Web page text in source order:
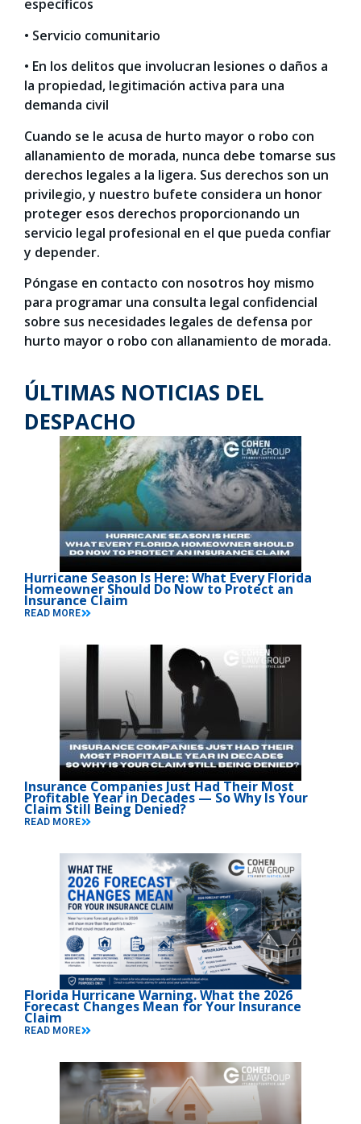
específicos
• Servicio comunitario
• En los delitos que involucran lesiones o daños a
la propiedad, legitimación activa para una
demanda civil
Cuando se le acusa de hurto mayor o robo con
allanamiento de morada, nunca debe tomarse sus
derechos legales a la ligera. Sus derechos son un
privilegio, y nuestro bufete considera un honor
proteger esos derechos proporcionando un
servicio legal profesional en el que pueda confiar
y depender.
Póngase en contacto con nosotros hoy mismo
para programar una consulta legal confidencial
sobre sus necesidades legales de defensa por
hurto mayor o robo con allanamiento de morada.
ÚLTIMAS NOTICIAS DEL
DESPACHO
Hurricane Season Is Here: What Every Florida
Homeowner Should Do Now to Protect an
Insurance Claim
READ MORE
Insurance Companies Just Had Their Most
Profitable Year in Decades — So Why Is Your
Claim Still Being Denied?
READ MORE
Florida Hurricane Warning. What the 2026
Forecast Changes Mean for Your Insurance
Claim
READ MORE